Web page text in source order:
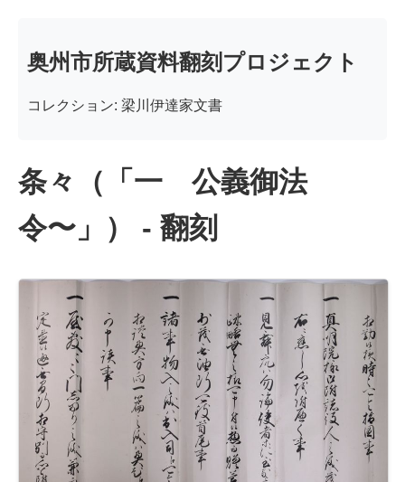
奥州市所蔵資料翻刻プロジェクト
コレクション: 梁川伊達家文書
条々（「一 公義御法
令〜」） - 翻刻